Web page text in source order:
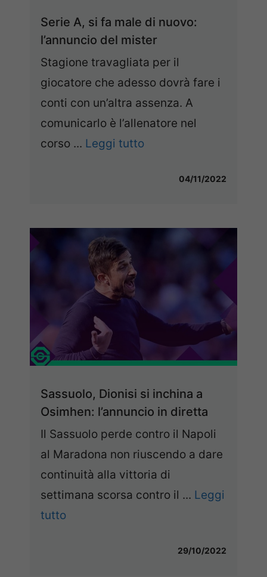
Serie A, si fa male di nuovo:
l’annuncio del mister
Stagione travagliata per il
giocatore che adesso dovrà fare i
conti con un’altra assenza. A
comunicarlo è l’allenatore nel
corso ... Leggi tutto
04/11/2022
Sassuolo, Dionisi si inchina a
Osimhen: l’annuncio in diretta
Il Sassuolo perde contro il Napoli
al Maradona non riuscendo a dare
continuità alla vittoria di
settimana scorsa contro il ... Leggi
tutto
29/10/2022